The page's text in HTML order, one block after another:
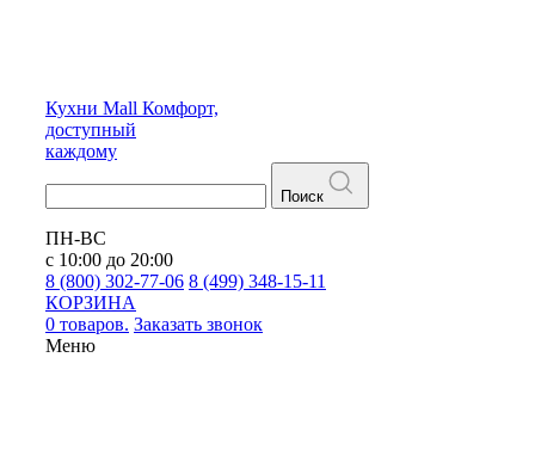
Кухни Mall Комфорт,
доступный
каждому
Поиск
ПН-ВС
с 10:00 до 20:00
8 (800) 302-77-06 8 (499) 348-15-11
КОРЗИНА
0 товаров. Заказать звонок
Меню